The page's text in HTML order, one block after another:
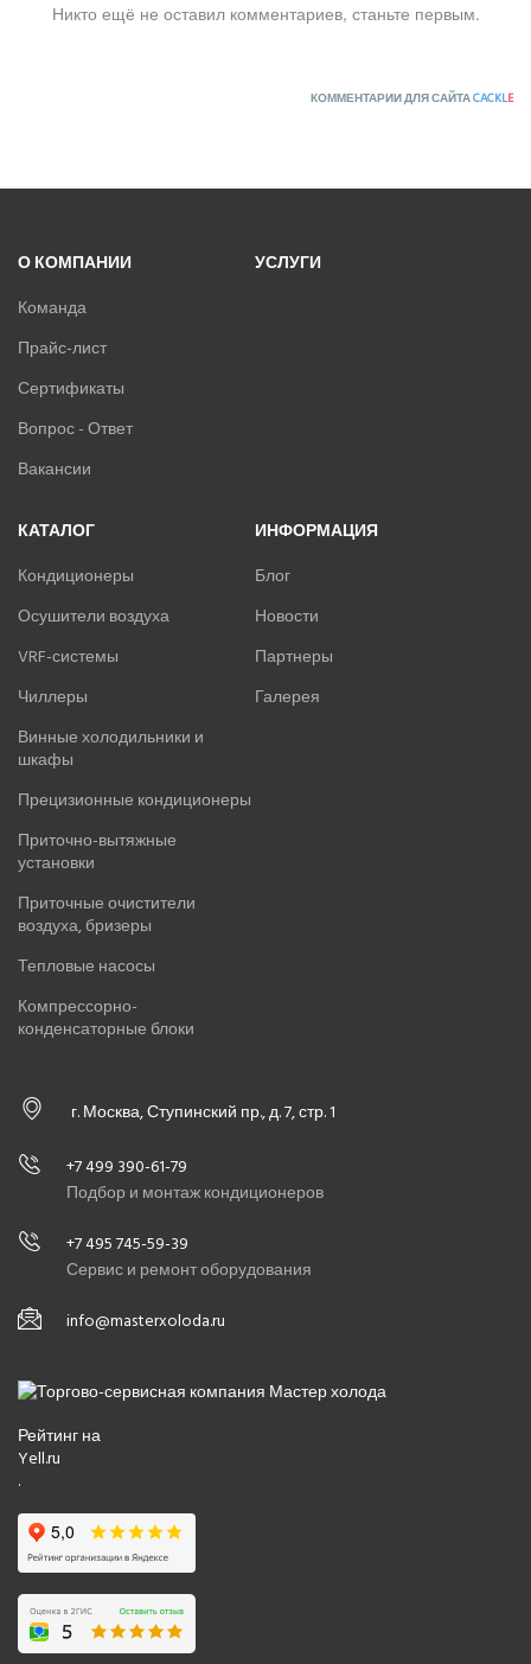
Никто ещё не оставил комментариев, станьте первым.
КОММЕНТАРИИ ДЛЯ САЙТАCACKLE
О КОМПАНИИ
Команда
Прайс-лист
Сертификаты
Вопрос - Ответ
Вакансии
УСЛУГИ
КАТАЛОГ
Кондиционеры
Осушители воздуха
VRF-системы
Чиллеры
Винные холодильники и
шкафы
Прецизионные кондиционеры
Приточно-вытяжные
установки
Приточные очистители
воздуха, бризеры
Тепловые насосы
Компрессорно-
конденсаторные блоки
ИНФОРМАЦИЯ
Блог
Новости
Партнеры
Галерея
г. Москва, Ступинский пр., д. 7, стр. 1
+7 499 390-61-79
Подбор и монтаж кондиционеров
+7 495 745-59-39
Сервис и ремонт оборудования
info@masterxoloda.ru
Рейтинг на
Yell.ru
.